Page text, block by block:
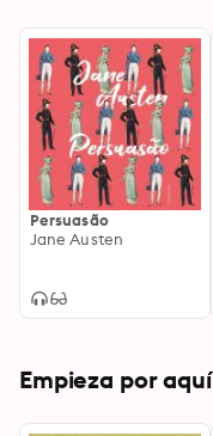
Persuasão
Jane Austen
Empieza por aquí